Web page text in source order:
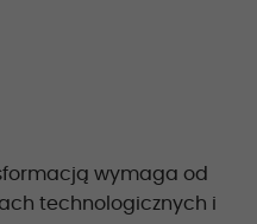
wymaga od
technologicznych i